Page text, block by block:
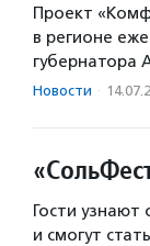
Проект
в регионе
губернатора
Новости ·
Гости
и смогут